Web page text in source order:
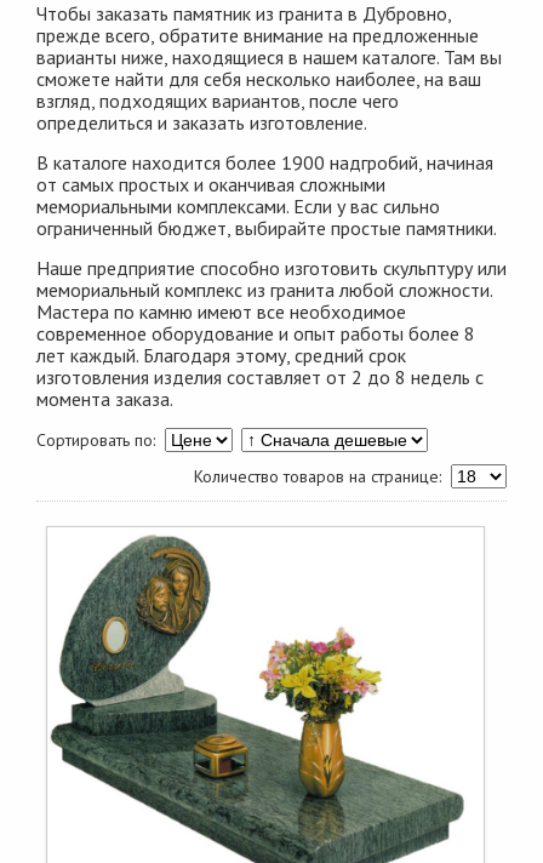
Чтобы заказать памятник из гранита в Дубровно,
прежде всего, обратите внимание на предложенные
варианты ниже, находящиеся в нашем каталоге. Там вы
сможете найти для себя несколько наиболее, на ваш
взгляд, подходящих вариантов, после чего
определиться и заказать изготовление.
В каталоге находится более 1900 надгробий, начиная
от самых простых и оканчивая сложными
мемориальными комплексами. Если у вас сильно
ограниченный бюджет, выбирайте простые памятники.
Наше предприятие способно изготовить скульптуру или
мемориальный комплекс из гранита любой сложности.
Мастера по камню имеют все необходимое
современное оборудование и опыт работы более 8
лет каждый. Благодаря этому, средний срок
изготовления изделия составляет от 2 до 8 недель с
момента заказа.
Сортировать по:
Количество товаров на странице: